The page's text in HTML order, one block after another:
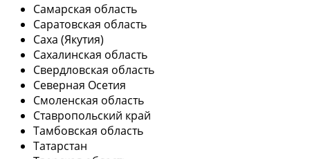
Самарская область
Саратовская область
Саха (Якутия)
Сахалинская область
Свердловская область
Северная Осетия
Смоленская область
Ставропольский край
Тамбовская область
Татарстан